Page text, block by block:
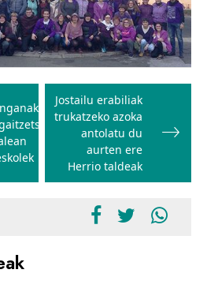
Jostailu erabiliak
trukatzeko azoka
antolatu du
aurten ere
Herrio taldeak